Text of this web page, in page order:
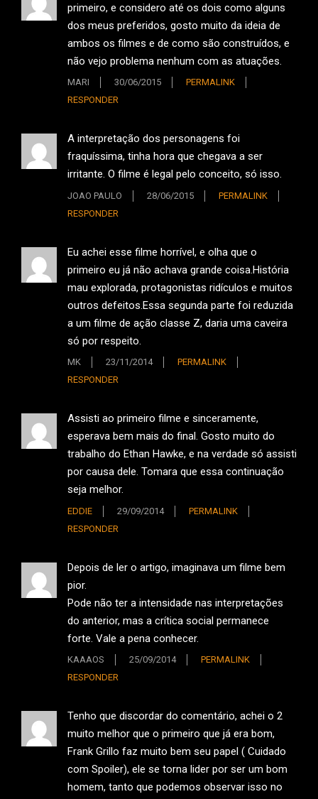
primeiro, e considero até os dois como alguns
dos meus preferidos, gosto muito da ideia de
ambos os filmes e de como são construídos, e
não vejo problema nenhum com as atuações.
MARI 30/06/2015
PERMALINK
RESPONDER
A interpretação dos personagens foi
fraquíssima, tinha hora que chegava a ser
irritante. O filme é legal pelo conceito, só isso.
JOAO PAULO 28/06/2015
PERMALINK
RESPONDER
Eu achei esse filme horrível, e olha que o
primeiro eu já não achava grande coisa.História
mau explorada, protagonistas ridículos e muitos
outros defeitos.Essa segunda parte foi reduzida
a um filme de ação classe Z, daria uma caveira
só por respeito.
MK 23/11/2014
PERMALINK
RESPONDER
Assisti ao primeiro filme e sinceramente,
esperava bem mais do final. Gosto muito do
trabalho do Ethan Hawke, e na verdade só assisti
por causa dele. Tomara que essa continuação
seja melhor.
EDDIE 29/09/2014
PERMALINK
RESPONDER
Depois de ler o artigo, imaginava um filme bem
pior.
Pode não ter a intensidade nas interpretações
do anterior, mas a crítica social permanece
forte. Vale a pena conhecer.
KAAAOS 25/09/2014
PERMALINK
RESPONDER
Tenho que discordar do comentário, achei o 2
muito melhor que o primeiro que já era bom,
Frank Grillo faz muito bem seu papel ( Cuidado
com Spoiler), ele se torna lider por ser um bom
homem, tanto que podemos observar isso no